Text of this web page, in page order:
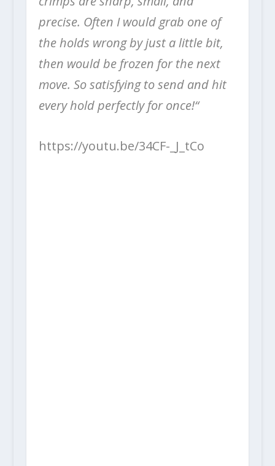
precise. Often I would grab one of
the holds wrong by just a little bit,
then would be frozen for the next
move. So satisfying to send and hit
every hold perfectly for once!“
https://youtu.be/34CF-_J_tCo